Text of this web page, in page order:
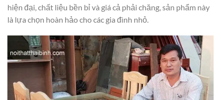
hiện đại, chất liệu bền bỉ và giá cả phải chăng, sản phẩm này
là lựa chọn hoàn hảo cho các gia đình nhỏ.